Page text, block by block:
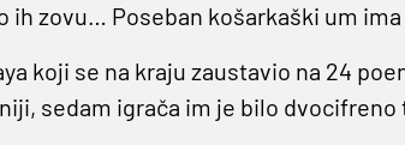
ih zovu… Poseban košarkaški um
koji se na kraju zaustavio na 24
sedam igrača im je bilo dvocifreno